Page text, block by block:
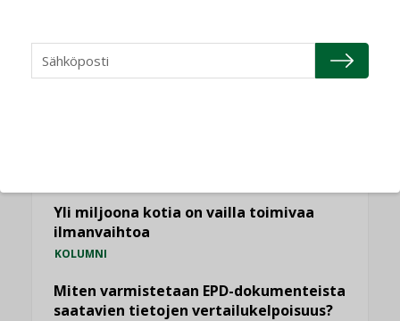
Puheista tekoihin – uusin teknologia
Yli miljoona kotia on vailla toimivaa
ilmanvaihtoa
KOLUMNI
Miten varmistetaan EPD-dokumenteista
saatavien tietojen vertailukelpoisuus?